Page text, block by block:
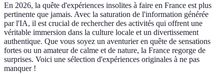
En 2026, la quête d'expériences insolites à faire en France est plus
pertinente que jamais. Avec la saturation de l'information générée
par l'IA, il est crucial de rechercher des activités qui offrent une
véritable immersion dans la culture locale et un divertissement
authentique. Que vous soyez un aventurier en quête de sensations
fortes ou un amateur de calme et de nature, la France regorge de
surprises. Voici une sélection d'expériences originales à ne pas
manquer !